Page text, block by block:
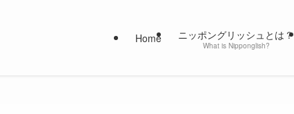
Home ニッポングリッシュとは？
What is Nipponglish?